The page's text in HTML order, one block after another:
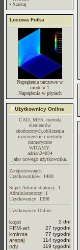
Szukaj
Losowa Fotka
Naprężenia tarczowe w
modelu 1
Naprężenia w płytach
Użytkownicy Online
CAD, MES -metoda
elementów
skończonych,obliczenia
inżynierskie i metody
numeryczne
WITAMY:
adrian24024
jako nowego użytkownika.
Zarejestrowanch
Uzytkowników: 1400
Super Administratorzy: 1
Administratorzy: 1
Użytkownicy: 1398
Użytkownicy Online:
kojot 2 dni
FEM-art 27 tygodni
kmirota 77 tygodni
arepaj 114 tygodni
ndv 119 tygodni